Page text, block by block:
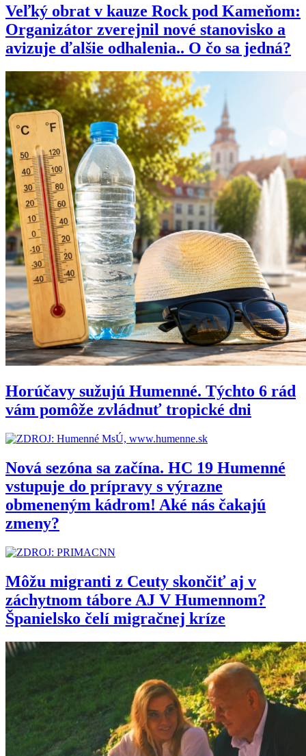
Veľký obrat v kauze Rock pod Kameňom:
Organizátor zverejnil nové stanovisko a
avizuje ďalšie odhalenia.. O čo sa jedná?
Horúčavy sužujú Humenné. Týchto 6 rád
vám pomôže zvládnuť tropické dni
Nová sezóna sa začína. HC 19 Humenné
vstupuje do prípravy s výrazne
obmeneným kádrom! Aké nás čakajú
zmeny?
Môžu migranti z Ceuty skončiť aj v
záchytnom tábore AJ V Humennom?
Španielsko čelí migračnej kríze